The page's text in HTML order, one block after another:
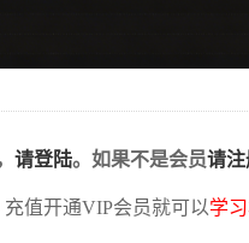
请登陆。如果不是会员请注
充值开通VIP会员就可以学